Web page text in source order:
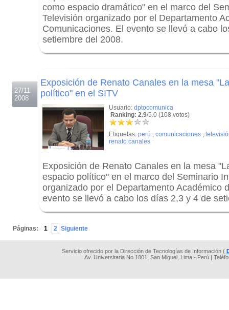
como espacio dramático" en el marco del
Televisión organizado por el Departamento
Comunicaciones. El evento se llevó a cabo
setiembre del 2008.
27/11
2008
Exposición de Renato Canales en la mesa
político" en el SITV
Usuario: dptocomunica
Ranking: 2.9/5.0 (108 votos)
Etiquetas: perú , comunicaciones ,
renato canales
Exposición de Renato Canales en la mesa
espacio político" en el marco del Seminario
organizado por el Departamento Académico
evento se llevó a cabo los días 2,3 y 4 de
Páginas: 1 2 Siguiente
Servicio ofrecido por la Dirección de Tecnologías de Información (
Av. Universitaria No 1801, San Miguel, Lima - Perú |